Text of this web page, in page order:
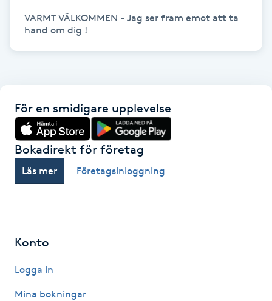
Japansk massage
K
Katun fransar
Kemisk peeling
Keratinbehandling
Kinesiologi
Kinesisk medicin
Kiropraktik
VARMT VÄLKOMMEN - Jag ser fram emot att ta
hand om dig !
För en smidigare upplevelse
Bokadirekt för företag
Läs mer Företagsinloggning
Konto
Logga in
Mina bokningar